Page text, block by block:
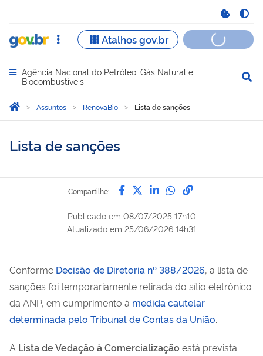
Abrir menu principal de navegação
Agência Nacional do Petróleo, Gás Natural e
Biocombustíveis
Você está aqui:
Página Inicial
Assuntos RenovaBio Lista de sanções
Lista de sanções
Compartilhe: Compartilhe por Facebook
Compartilhe por Twitter
Compartilhe por
Compartilhe
link para
Publicado em 08/07/2025 17h10
Atualizado em 25/06/2026 14h31
Conforme Decisão de Diretoria nº 388/2026, a lista de
sanções foi temporariamente retirada do sítio eletrônico
da ANP, em cumprimento à medida cautelar
determinada pelo Tribunal de Contas da União.
A Lista de Vedação à Comercialização está prevista